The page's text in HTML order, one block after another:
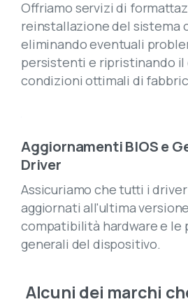
Offriamo servizi di
reinstallazione del sistema
eliminando eventuali
persistenti e ripristinando il
condizioni ottimali di
Aggiornamenti BIOS e
Driver
Assicuriamo che tutti i
aggiornati all'ultima
compatibilità hardware e le
generali del dispositivo.
Alcuni dei marchi